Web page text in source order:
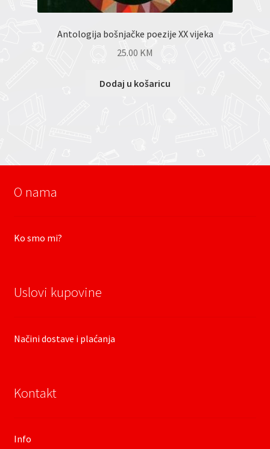
Antologija bošnjačke poezije XX vijeka
25.00 KM
Dodaj u košaricu
O nama
Ko smo mi?
Uslovi kupovine
Načini dostave i plaćanja
Kontakt
Info